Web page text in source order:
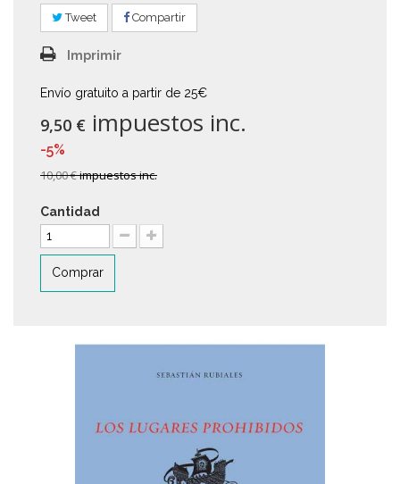
Tweet Compartir
Imprimir
Envío gratuito a partir de 25€
9,50 € impuestos inc.
-5%
10,00 €impuestos inc.
Cantidad
Comprar